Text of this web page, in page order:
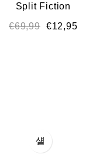
Split Fiction
€69,99 €12,95